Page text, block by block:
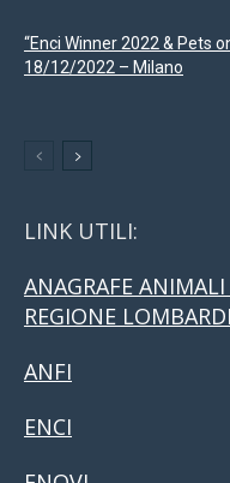
“Enci Winner 2022 & Pets
18/12/2022 – Milano
LINK UTILI:
ANAGRAFE
REGIONE
ANFI
ENCI